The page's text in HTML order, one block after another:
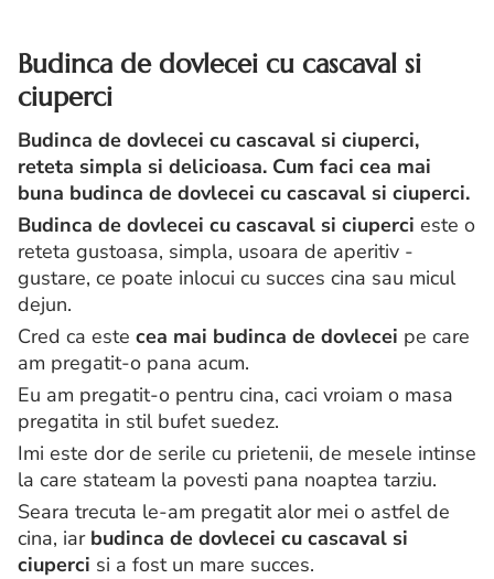
Budinca de dovlecei cu cascaval si
ciuperci
Budinca de dovlecei cu cascaval si ciuperci,
reteta simpla si delicioasa. Cum faci cea mai
buna budinca de dovlecei cu cascaval si ciuperci.
Budinca de dovlecei cu cascaval si ciuperci este o
reteta gustoasa, simpla, usoara de aperitiv -
gustare, ce poate inlocui cu succes cina sau micul
dejun.
Cred ca este cea mai budinca de dovlecei pe care
am pregatit-o pana acum.
Eu am pregatit-o pentru cina, caci vroiam o masa
pregatita in stil bufet suedez.
Imi este dor de serile cu prietenii, de mesele intinse
la care stateam la povesti pana noaptea tarziu.
Seara trecuta le-am pregatit alor mei o astfel de
cina, iar budinca de dovlecei cu cascaval si
ciuperci si a fost un mare succes.